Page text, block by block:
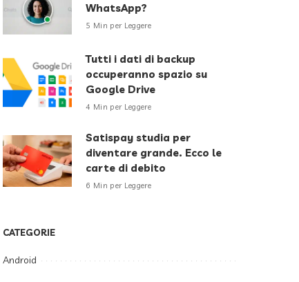
WhatsApp?
5 Min per Leggere
Tutti i dati di backup
occuperanno spazio su
Google Drive
4 Min per Leggere
Satispay studia per
diventare grande. Ecco le
carte di debito
6 Min per Leggere
CATEGORIE
Android